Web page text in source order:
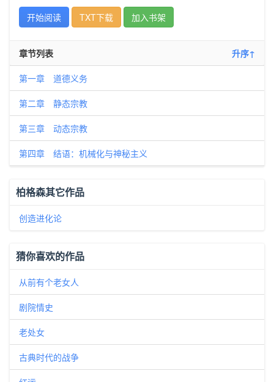
开始阅读
TXT下载 加入书架
章节列表 升序↑
第一章 道德义务
第二章 静态宗教
第三章 动态宗教
第四章 结语：机械化与神秘主义
柏格森其它作品
创造进化论
猜你喜欢的作品
从前有个老女人
剧院情史
老处女
古典时代的战争